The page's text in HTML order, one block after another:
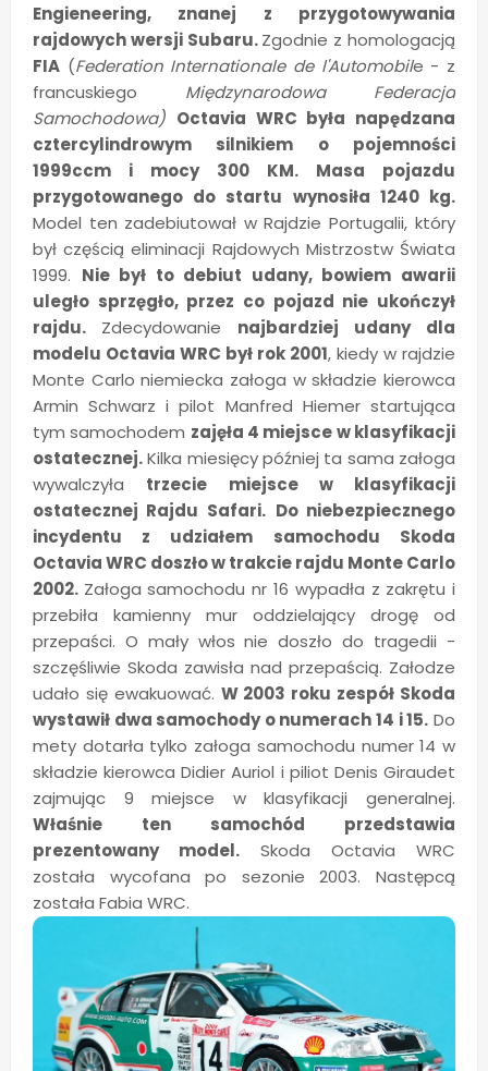
Engieneering, znanej z przygotowywania
rajdowych wersji Subaru.Zgodnie z homologacją
FIA(Federation Internationale de l'Automobile - z
francuskiego Międzynarodowa Federacja
Samochodowa) Octavia WRC była napędzana
cztercylindrowym silnikiem o pojemności
1999ccm i mocy 300 KM. Masa pojazdu
przygotowanego do startu wynosiła 1240 kg.
Model ten zadebiutował w Rajdzie Portugalii, który
był częścią eliminacji Rajdowych Mistrzostw Świata
1999. Nie był to debiut udany, bowiem awarii
uległo sprzęgło, przez co pojazd nie ukończył
rajdu. Zdecydowanie najbardziej udany dla
modelu Octavia WRC był rok 2001, kiedy w rajdzie
Monte Carlo niemiecka załoga w składzie kierowca
Armin Schwarz i pilot Manfred Hiemer startująca
tym samochodem zajęła 4 miejsce w klasyfikacji
ostatecznej.Kilka miesięcy później ta sama załoga
wywalczyła trzecie miejsce w klasyfikacji
ostatecznej Rajdu Safari. Do niebezpiecznego
incydentu z udziałem samochodu Skoda
Octavia WRC doszło w trakcie rajdu Monte Carlo
2002. Załoga samochodu nr 16 wypadła z zakrętu i
przebiła kamienny mur oddzielający drogę od
przepaści. O mały włos nie doszło do tragedii -
szczęśliwie Skoda zawisła nad przepaścią. Załodze
udało się ewakuować. W 2003 roku zespół Skoda
wystawił dwa samochody o numerach 14 i 15. Do
mety dotarła tylko załoga samochodu numer 14 w
składzie kierowca Didier Auriol i piliot Denis Giraudet
zajmując 9 miejsce w klasyfikacji generalnej.
Właśnie ten samochód przedstawia
prezentowany model.Skoda Octavia WRC
została wycofana po sezonie 2003. Następcą
została Fabia WRC.